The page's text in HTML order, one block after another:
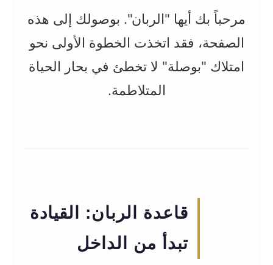
مرحباً بك أيها "الربان". بوصولك إلى هذه
الصفحة، فقد اتخذت الخطوة الأولى نحو
امتلاك "بوصلة" لا تخطئ في بحار الحياة
المتلاطمة.
قاعدة الربان: القيادة
تبدأ من الداخل